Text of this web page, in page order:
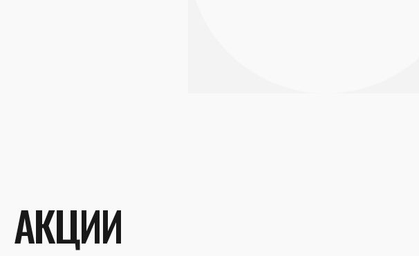
АКЦИИ